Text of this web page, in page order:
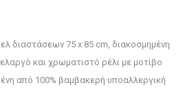
διαστάσεων 75 x 85 cm, διακοσμημένη
και χρωματιστό ρέλι με μοτίβο
από 100% βαμβακερή υποαλλεργική